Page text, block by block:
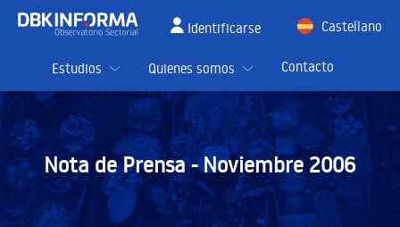
Identificarse
Castellano
Estudios
Quienes somos Contacto
Nota de Prensa -Noviembre 2006